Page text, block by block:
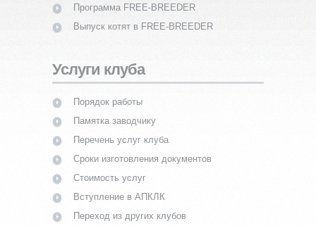
Программа FREE-BREEDER
Выпуск котят в FREE-BREEDER
Услуги клуба
Порядок работы
Памятка заводчику
Перечень услуг клуба
Сроки изготовления документов
Стоимость услуг
Вступление в АПКЛК
Переход из других клубов